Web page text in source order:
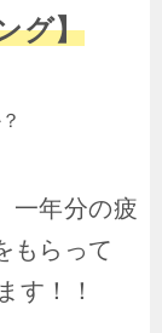
グ】
一年分の疲
もらって
す！！